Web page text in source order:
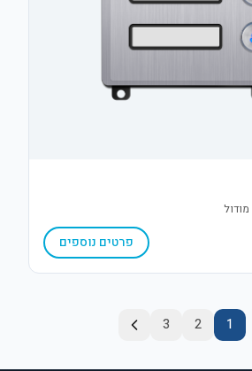
פרטים נוספים
1
2
3